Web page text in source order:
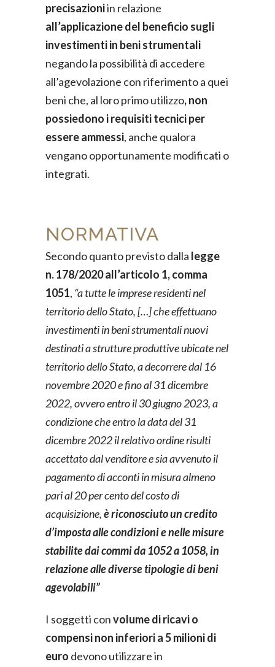
precisazioniin relazione
all’applicazione del beneficio sugli
investimenti in beni strumentali
negando la possibilità di accedere
all’agevolazione con riferimento a quei
beni che, al loro primo utilizzo, non
possiedono i requisiti tecnici per
essere ammessi, anche qualora
vengano opportunamente modificati o
integrati.
NORMATIVA
Secondo quanto previsto dalla legge
n. 178/2020 all’articolo 1, comma
1051, “a tutte le imprese residenti nel
territorio dello Stato, […] che effettuano
investimenti in beni strumentali nuovi
destinati a strutture produttive ubicate nel
territorio dello Stato, a decorrere dal 16
novembre 2020 e fino al 31 dicembre
2022, ovvero entro il 30 giugno 2023, a
condizione che entro la data del 31
dicembre 2022 il relativo ordine risulti
accettato dal venditore e sia avvenuto il
pagamento di acconti in misura almeno
pari al 20 per cento del costo di
acquisizione,è riconosciuto un credito
d’imposta alle condizioni e nelle misure
stabilite dai commi da 1052 a 1058, in
relazione alle diverse tipologie di beni
agevolabili”
I soggetti convolume di ricavi o
compensi non inferiori a 5 milioni di
euro devono utilizzare in